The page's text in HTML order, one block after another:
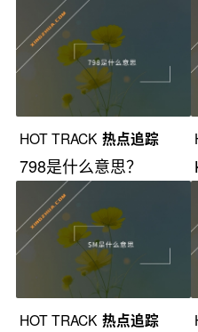
HOT TRACK 热点追踪
798是什么意思？
HOT TRACK 热点追踪